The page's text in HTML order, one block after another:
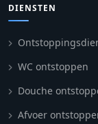
DIENSTEN
WC ontstoppen
Douche
Afvoer